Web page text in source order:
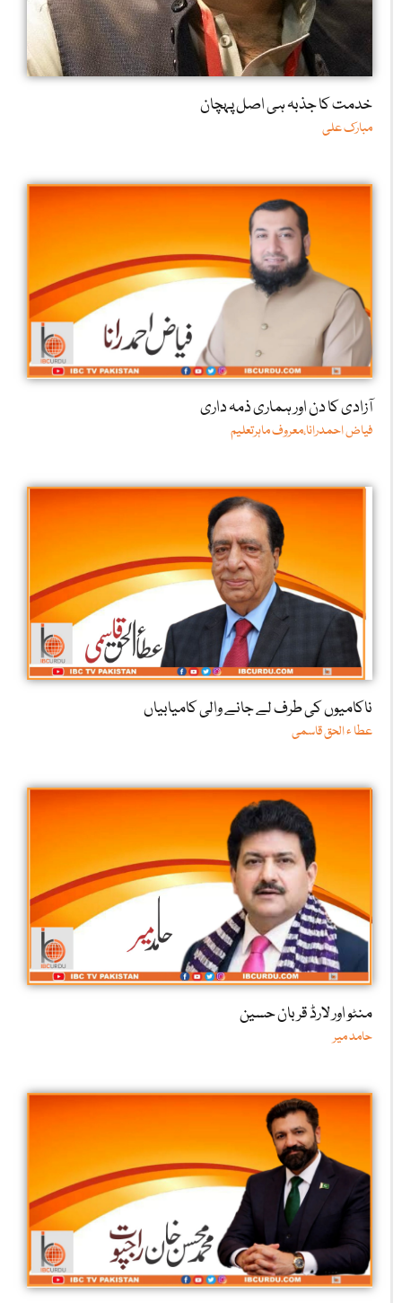
خدمت کا جذبہ ہی اصل پہچان
مبارک علی
آزادی کا دن اور ہماری ذمہ داری
فیاض احمدرانا،معروف ماہرتعلیم
ناکامیوں کی طرف لے جانے والی کامیابیاں
عطا ء الحق قاسمی
منٹو اور لارڈ قربان حسین
حامد میر